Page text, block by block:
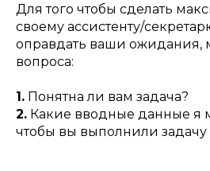
Для того чтобы сделать
своему ассистенту/
оправдать ваши ожидания,
вопроса:
1. Понятна ли вам задача?
2. Какие вводные данные я
чтобы вы выполнили задачу